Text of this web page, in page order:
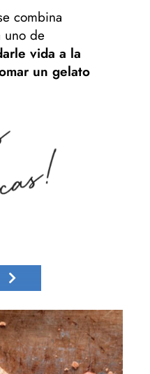
combina
uno de
vida a la
un gelato